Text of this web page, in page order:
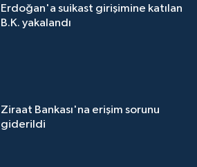
Erdoğan'a suikast girişimine katılan
B.K. yakalandı
Ziraat Bankası'na erişim sorunu
giderildi